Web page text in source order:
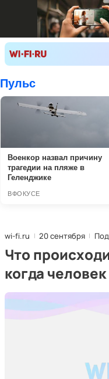
wi-fi.ru 20 сентября
Что
когда